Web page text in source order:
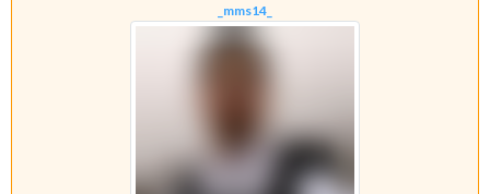
_mms14_